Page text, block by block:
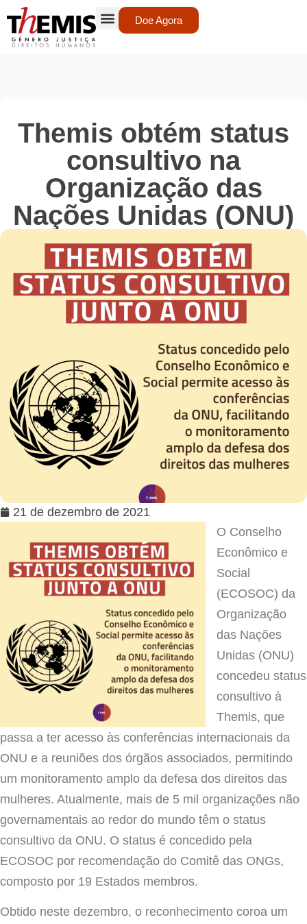
Doe Agora
Themis obtém status
consultivo na
Organização das
Nações Unidas (ONU)
21 de dezembro de 2021
O Conselho
Econômico e
Social
(ECOSOC) da
Organização
das Nações
Unidas (ONU)
concedeu status
consultivo à
Themis, que
passa a ter acesso às conferências internacionais da
ONU e a reuniões dos órgãos associados, permitindo
um monitoramento amplo da defesa dos direitos das
mulheres. Atualmente, mais de 5 mil organizações não
governamentais ao redor do mundo têm o status
consultivo da ONU. O status é concedido pela
ECOSOC por recomendação do Comitê das ONGs,
composto por 19 Estados membros.
Obtido neste dezembro, o reconhecimento coroa um